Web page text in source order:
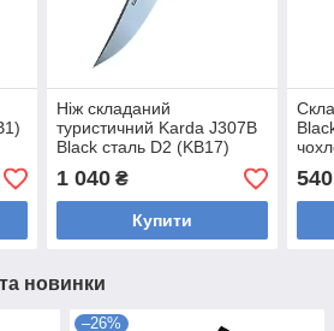
Ніж складаний
туристичний Karda J307B
Black сталь D2 (KB17)
1 040₴
Купити
540
новинки
–26%